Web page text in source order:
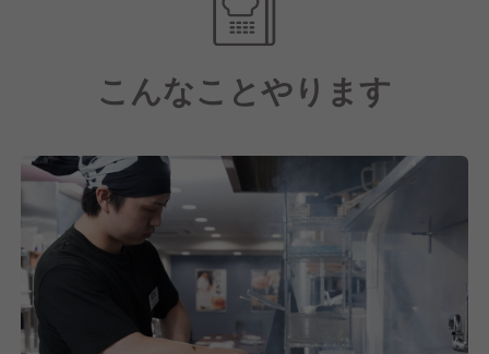
・新スタイル店舗の確立
・新規事業への挑戦
かし、店舗数の増大や新しい生活様式にも対応するた
め新スタイル店舗の確立に力を注いでいます！
こんなことやります